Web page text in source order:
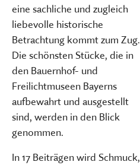
eine sachliche und zugleich
liebevolle historische
Betrachtung kommt zum Zug.
Die schönsten Stücke, die in
den Bauernhof- und
Freilichtmuseen Bayerns
aufbewahrt und ausgestellt
sind, werden in den Blick
genommen.
In 17 Beiträgen wird Schmuck,